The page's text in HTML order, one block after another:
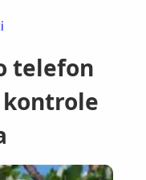
telefon